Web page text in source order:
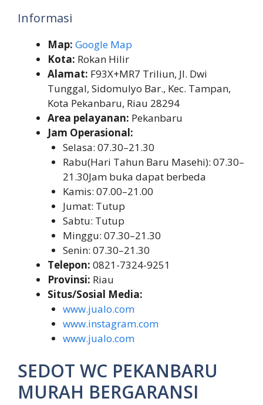
Informasi
Map: Google Map
Kota: Rokan Hilir
Alamat: F93X+MR7 Triliun, Jl. Dwi
Tunggal, Sidomulyo Bar., Kec. Tampan,
Kota Pekanbaru, Riau 28294
Area pelayanan: Pekanbaru
Jam Operasional:
Selasa: 07.30–21.30
Rabu(Hari Tahun Baru Masehi): 07.30–
21.30Jam buka dapat berbeda
Kamis: 07.00–21.00
Jumat: Tutup
Sabtu: Tutup
Minggu: 07.30–21.30
Senin: 07.30–21.30
Telepon: 0821-7324-9251
Provinsi: Riau
Situs/Sosial Media:
www.jualo.com
www.instagram.com
www.jualo.com
SEDOT WC PEKANBARU
MURAH BERGARANSI